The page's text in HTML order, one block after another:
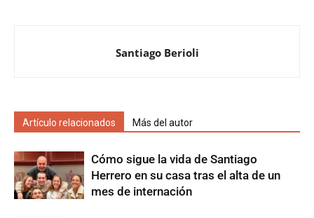
Santiago Berioli
Artículo relacionados Más del autor
Cómo sigue la vida de Santiago
Herrero en su casa tras el alta de un
mes de internación